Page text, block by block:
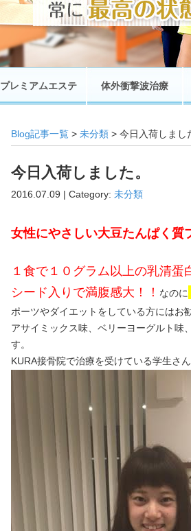
プレミアムエステ 体外衝撃波治療
Blog記事一覧 > 未分類 > 今日入荷しまし
今日入荷しました。
2016.07.09 | Category: 未分類
女性にやさしい大豆たんぱく質
１食で１０グラム以上の乳清蛋
シード入りで満腹感大！！ なのに
ポーツやダイエットをしている方にはお
アサイミックス味、ベリーヨーグルト味
す。
KURA接骨院で治療を受けている学生さ